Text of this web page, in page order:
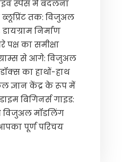
स्पेस में बदलना
तक: विजुअल
निर्माण
पक्ष का समीक्षा
से आगे: विजुअल
का हाथों-हाथ
ज्ञान केंद्र के रूप में
बिगिनर्स गाइड:
मॉडलिंग
पूर्ण परिचय